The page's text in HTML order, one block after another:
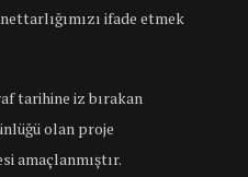
ifade etmek
tarihine iz bırakan
olan proje
amaçlanmıştır.